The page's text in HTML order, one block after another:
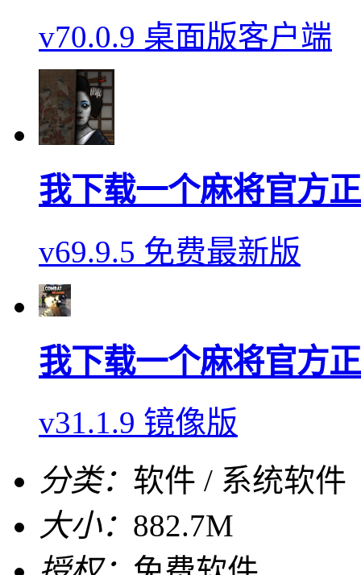
v70.0.9 桌面版客户端
我下载一个麻将官方
v69.9.5 免费最新版
我下载一个麻将官方
v31.1.9 镜像版
分类： 软件 / 系统软件
大小： 882.7M